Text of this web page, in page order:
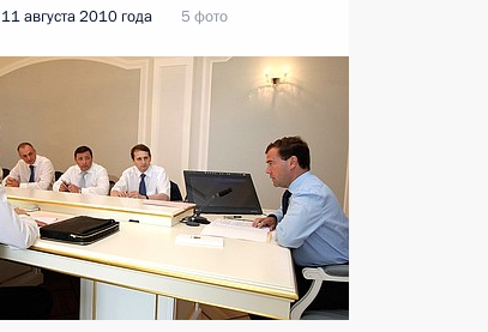
11 августа 2010 года 5 фото